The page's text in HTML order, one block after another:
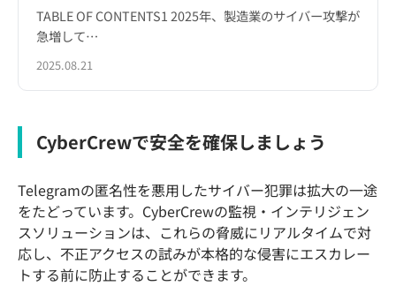
TABLE OF CONTENTS1 2025年、製造業のサイバー攻撃が
急増して…
2025.08.21
CyberCrewで安全を確保しましょう
Telegramの匿名性を悪用したサイバー犯罪は拡大の一途
をたどっています。CyberCrewの監視・インテリジェン
スソリューションは、これらの脅威にリアルタイムで対
応し、不正アクセスの試みが本格的な侵害にエスカレー
トする前に防止することができます。